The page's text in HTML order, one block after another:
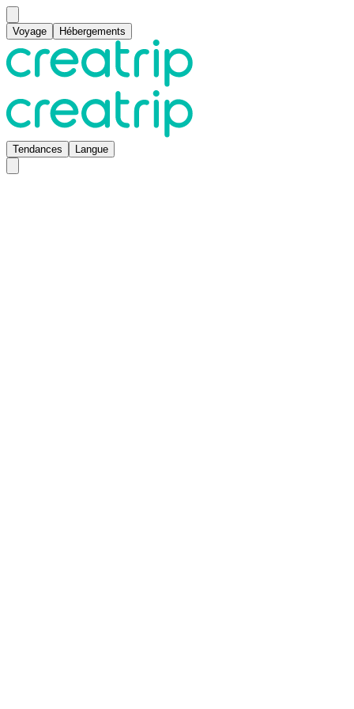
Voyage Hébergements
Tendances Langue